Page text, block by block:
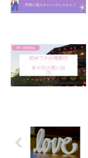
et cetera